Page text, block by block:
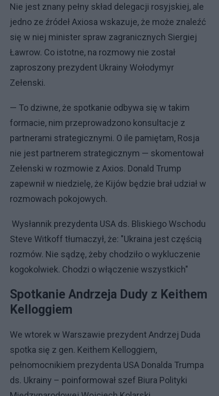
Nie jest znany pełny skład delegacji rosyjskiej, ale
jedno ze źródeł Axiosa wskazuje, że może znaleźć
się w niej minister spraw zagranicznych Siergiej
Ławrow. Co istotne, na rozmowy nie został
zaproszony prezydent Ukrainy Wołodymyr
Zełenski.
— To dziwne, że spotkanie odbywa się w takim
formacie, nim przeprowadzono konsultacje z
partnerami strategicznymi. O ile pamiętam, Rosja
nie jest partnerem strategicznym — skomentował
Zełenski w rozmowie z Axios. Donald Trump
zapewnił w niedzielę, że Kijów będzie brał udział w
rozmowach pokojowych.
Wysłannik prezydenta USA ds. Bliskiego Wschodu
Steve Witkoff tłumaczył, że: "Ukraina jest częścią
rozmów. Nie sądzę, żeby chodziło o wykluczenie
kogokolwiek. Chodzi o włączenie wszystkich"
Spotkanie Andrzeja Dudy z Keithem
Kelloggiem
We wtorek w Warszawie prezydent Andrzej Duda
spotka się z gen. Keithem Kelloggiem,
pełnomocnikiem prezydenta USA Donalda Trumpa
ds. Ukrainy – poinformował szef Biura Polityki